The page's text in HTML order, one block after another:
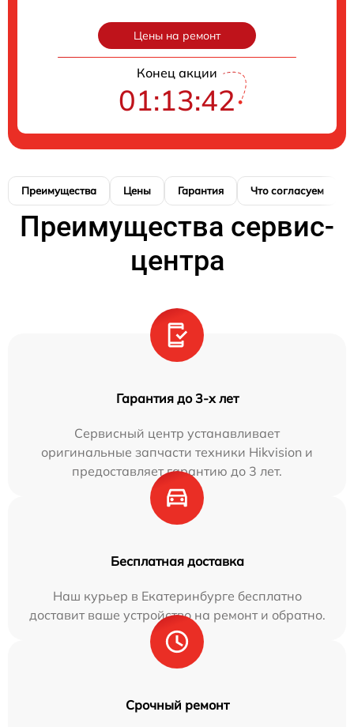
Цены на ремонт
Конец акции
01:13:41
Преимущества Цены Гарантия Что согласуем
Преимущества сервис-
центра
Гарантия до 3-х лет
Сервисный центр устанавливает
оригинальные запчасти техники Hikvision и
предоставляет гарантию до 3 лет.
Бесплатная доставка
Наш курьер в Екатеринбурге бесплатно
доставит ваше устройство на ремонт и обратно.
Срочный ремонт